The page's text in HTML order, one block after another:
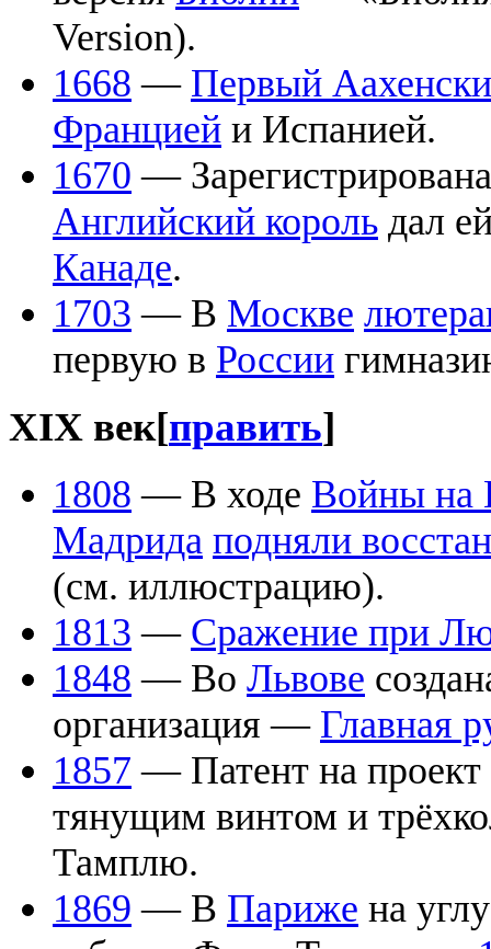
Version).
1668 — Первый
Францией и Испанией.
1670 —
Английский король дал
Канаде.
1703 — В Москве
первую в России
XIX век[править]
1808 — В ходе Войны на
Мадрида подняли
(см. иллюстрацию).
1813 — Сражение при
1848 — Во Львове
организация — Главная
1857 — Патент на проект
тянущим винтом и
Тамплю.
1869 — В Париже на